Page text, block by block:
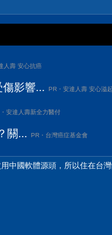
人壽 安心抗癌
傷影響... PR・安達人壽 安心溢
安達人壽新全力醫付
關... PR・台灣癌症基金會
中國軟體源頭，所以住在台灣